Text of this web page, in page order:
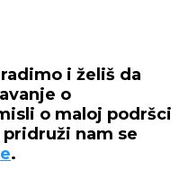
i želiš da
o
o maloj podršci
pridruži nam se
.